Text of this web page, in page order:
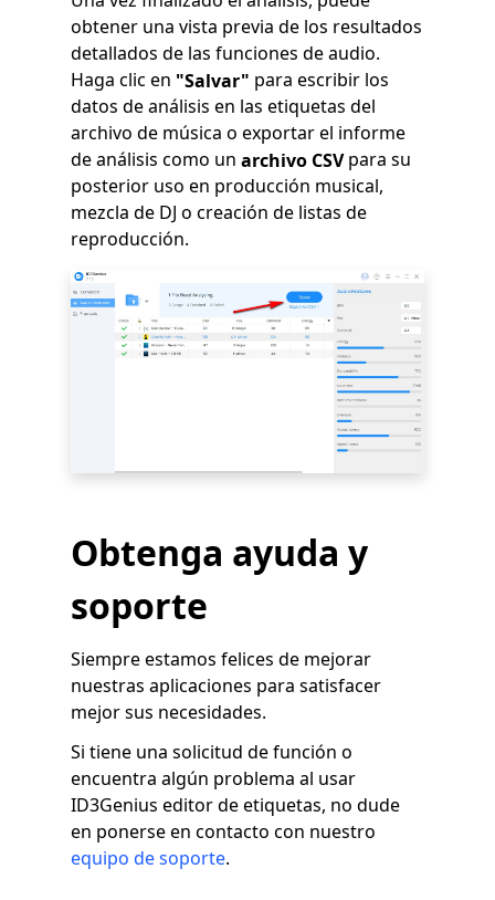
obtener una vista previa de los resultados
detallados de las funciones de audio.
Haga clic en "Salvar" para escribir los
datos de análisis en las etiquetas del
archivo de música o exportar el informe
de análisis como un archivo CSVpara su
posterior uso en producción musical,
mezcla de DJ o creación de listas de
reproducción.
Obtenga ayuda y
soporte
Siempre estamos felices de mejorar
nuestras aplicaciones para satisfacer
mejor sus necesidades.
Si tiene una solicitud de función o
encuentra algún problema al usar
ID3Genius editor de etiquetas, no dude
en ponerse en contacto con nuestro
equipo de soporte.